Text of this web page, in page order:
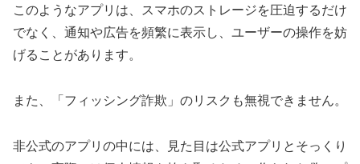
このようなアプリは、スマホのストレージを圧迫するだけ
でなく、通知や広告を頻繁に表示し、ユーザーの操作を妨
げることがあります。
また、「フィッシング詐欺」のリスクも無視できません。
非公式のアプリの中には、見た目は公式アプリとそっくり